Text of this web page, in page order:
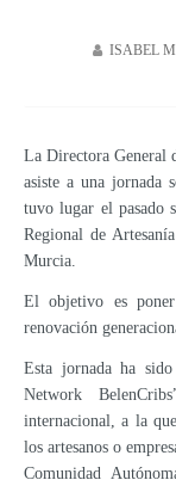
ISABEL
La Directora General
asiste a una jornada
tuvo lugar el pasado
Regional de
Murcia.
El objetivo es
renovación
Esta jornada ha
Network
internacional, a la
los artesanos o
Comunidad